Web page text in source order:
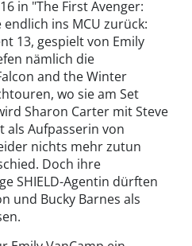
in "The First Avenger:
ins MCU zurück:
13, gespielt von Emily
nämlich die
and the Winter
wo sie am Set
Sharon Carter mit Steve
als Aufpasserin von
nichts mehr zutun
Doch ihre
SHIELD-Agentin dürften
und Bucky Barnes als